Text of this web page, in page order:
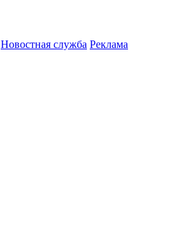
Новостная служба Реклама